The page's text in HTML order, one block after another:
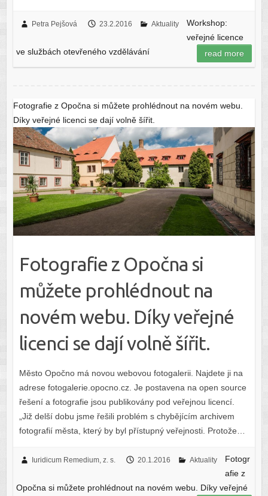
Petra Pejšová 23.2.2016 Aktuality
Workshop:
veřejné licence
ve službách otevřeného vzdělávání
read more
Fotografie z Opočna si můžete prohlédnout na novém webu.
Díky veřejné licenci se dají volně šířit.
Fotografie z Opočna si
můžete prohlédnout na
novém webu. Díky veřejné
licenci se dají volně šířit.
Město Opočno má novou webovou fotogalerii. Najdete ji na
adrese fotogalerie.opocno.cz. Je postavena na open source
řešení a fotografie jsou publikovány pod veřejnou licencí.
„Již delší dobu jsme řešili problém s chybějícím archivem
fotografií města, který by byl přístupný veřejnosti. Protože…
Iuridicum Remedium, z. s. 20.1.2016 Aktuality
Fotogr
afie z
Opočna si můžete prohlédnout na novém webu. Díky veřejné